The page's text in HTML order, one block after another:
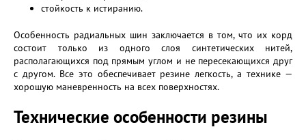
стойкость к истиранию.
Особенность радиальных шин заключается в том, что их корд
состоит только из одного слоя синтетических нитей,
располагающихся под прямым углом и не пересекающихся друг
с другом. Все это обеспечивает резине легкость, а технике —
хорошую маневренность на всех поверхностях.
Технические особенности резины